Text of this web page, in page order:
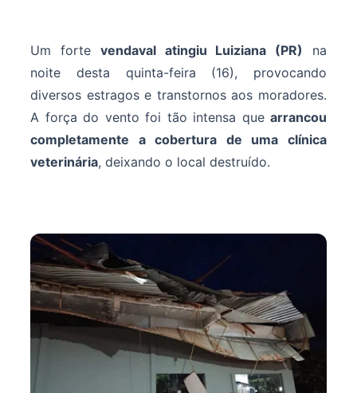
Um forte vendaval atingiu Luiziana (PR)
na
noite desta quinta-feira (16), provocando
diversos estragos e transtornos aos moradores.
A força do vento foi tão intensa que arrancou
completamente a cobertura de uma clínica
veterinária, deixando o local destruído.